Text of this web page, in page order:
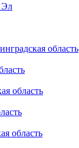
область
область
область